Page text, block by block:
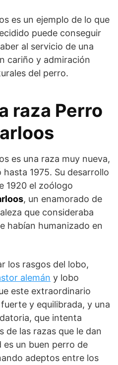
es un ejemplo de lo que
puede conseguir
al servicio de una
cariño y admiración
del perro.
raza Perro
es una raza muy nueva,
1975. Su desarrollo
1920 el zoólogo
, un enamorado de
que consideraba
habían humanizado en
los rasgos del lobo,
alemán y lobo
este extraordinario
y equilibrada, y una
que intenta
de las razas que le dan
es un buen perro de
adeptos entre los